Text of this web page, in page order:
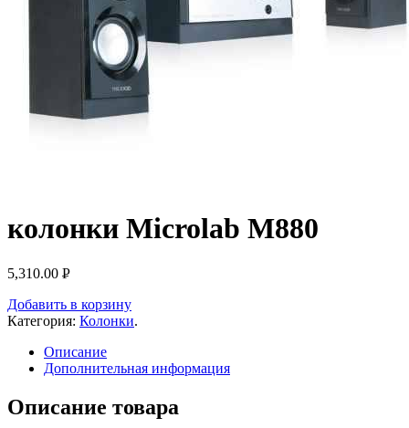
колонки Microlab M880
5,310.00 Р
Добавить в корзину
Категория: Колонки.
Описание
Дополнительная информация
Описание товара